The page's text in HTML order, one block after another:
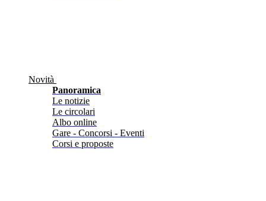
Novità
Panoramica
Le notizie
Le circolari
Albo online
Gare - Concorsi - Eventi
Corsi e proposte